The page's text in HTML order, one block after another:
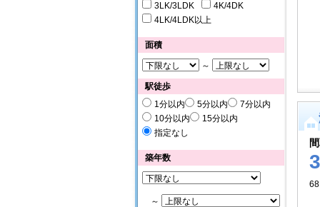
3LK/3LDK
4K/4DK
4LK/4LDK以上
面積
～
駅徒歩
1分以内
5分以内
7分以内
10分以内
15分以内
指定なし
築年数
～